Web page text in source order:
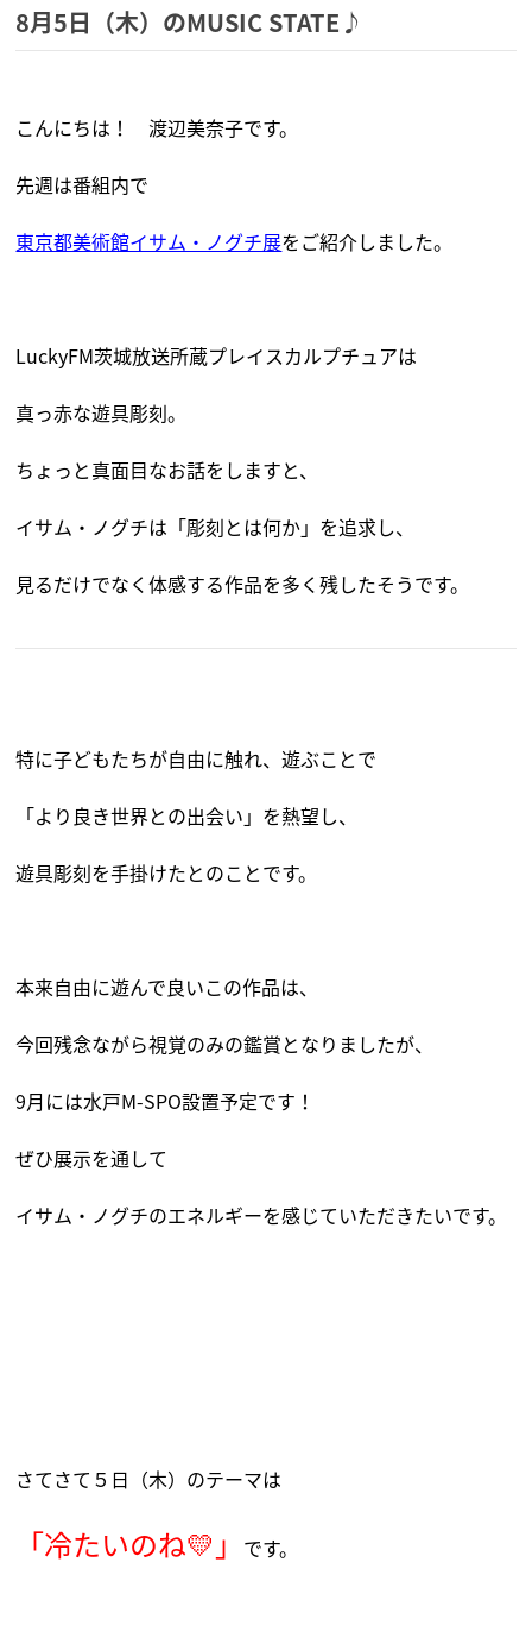
8月5日（木）のMUSIC STATE♪
こんにちは！ 渡辺美奈子です。
先週は番組内で
東京都美術館イサム・ノグチ展をご紹介しました。
LuckyFM茨城放送所蔵プレイスカルプチュアは
真っ赤な遊具彫刻。
ちょっと真面目なお話をしますと、
イサム・ノグチは「彫刻とは何か」を追求し、
見るだけでなく体感する作品を多く残したそうです。
特に子どもたちが自由に触れ、遊ぶことで
「より良き世界との出会い」を熱望し、
遊具彫刻を手掛けたとのことです。
本来自由に遊んで良いこの作品は、
今回残念ながら視覚のみの鑑賞となりましたが、
9月には水戸M-SPO設置予定です！
ぜひ展示を通して
イサム・ノグチのエネルギーを感じていただきたいです。
さてさて５日（木）のテーマは
「冷たいのね💛」 です。